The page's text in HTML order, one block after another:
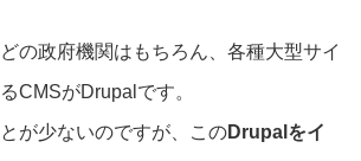
の政府機関はもちろん、各種大型サイ
CMSがDrupalです。
が少ないのですが、このDrupalをイ